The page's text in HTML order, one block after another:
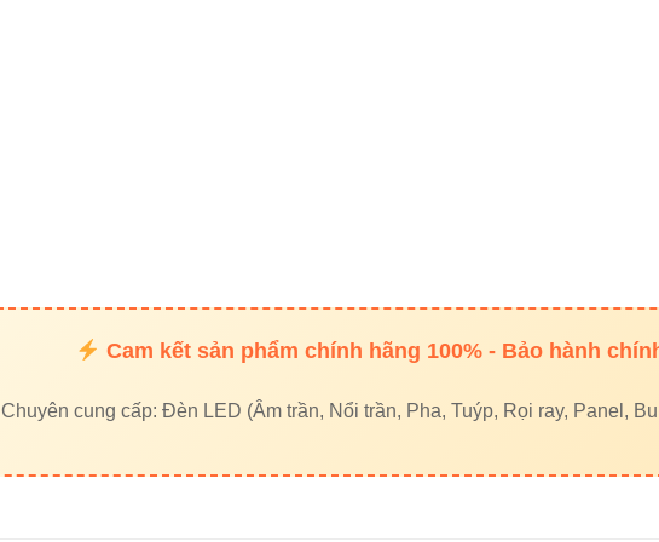
7. Đối tác & nguồn tham khảo uy
Cam kết sản phẩm chính hãng 100% - Bảo hành
Chuyên cung cấp: Đèn LED (Âm trần, Nổi trần, Pha, Tuýp, Rọi ray, Panel,